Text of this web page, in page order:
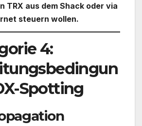
TRX aus dem Shack oder via
steuern wollen.
4:
Spotting